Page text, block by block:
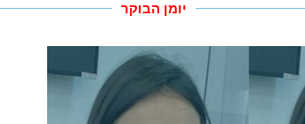
יומן הבוקר